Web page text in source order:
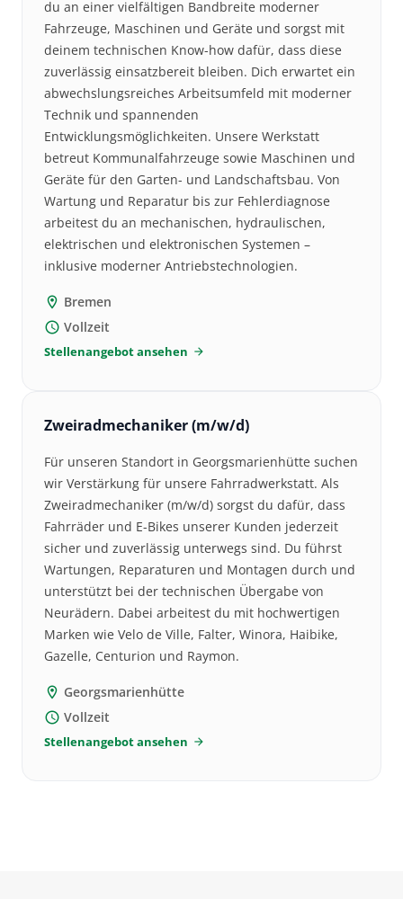
du an einer vielfältigen Bandbreite moderner
Fahrzeuge, Maschinen und Geräte und sorgst mit
deinem technischen Know-how dafür, dass diese
zuverlässig einsatzbereit bleiben. Dich erwartet ein
abwechslungsreiches Arbeitsumfeld mit moderner
Technik und spannenden
Entwicklungsmöglichkeiten. Unsere Werkstatt
betreut Kommunalfahrzeuge sowie Maschinen und
Geräte für den Garten- und Landschaftsbau. Von
Wartung und Reparatur bis zur Fehlerdiagnose
arbeitest du an mechanischen, hydraulischen,
elektrischen und elektronischen Systemen –
inklusive moderner Antriebstechnologien.
location_on Bremen
schedule Vollzeit
Stellenangebot ansehen arrow_forward
Zweiradmechaniker (m/w/d)
Für unseren Standort in Georgsmarienhütte suchen
wir Verstärkung für unsere Fahrradwerkstatt. Als
Zweiradmechaniker (m/w/d) sorgst du dafür, dass
Fahrräder und E-Bikes unserer Kunden jederzeit
sicher und zuverlässig unterwegs sind. Du führst
Wartungen, Reparaturen und Montagen durch und
unterstützt bei der technischen Übergabe von
Neurädern. Dabei arbeitest du mit hochwertigen
Marken wie Velo de Ville, Falter, Winora, Haibike,
Gazelle, Centurion und Raymon.
location_on Georgsmarienhütte
schedule Vollzeit
Stellenangebot ansehen arrow_forward